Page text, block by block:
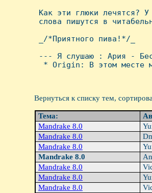
Как эти глюки лечятся?
слова пишутся в
_/*Приятного пива!*/_
--- Я слушаю : Ария -
* Origin: В этом месте
Вернуться к списку тем,
Тема:
Mandrake 8.0
Mandrake 8.0
Mandrake 8.0
Mandrake 8.0
Mandrake 8.0
Mandrake 8.0
Mandrake 8.0